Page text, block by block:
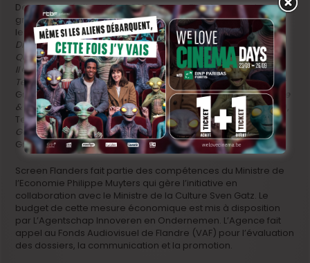
Depuis sa création début 2012, Screen Flanders a soutenu une
grande variété de coproductions internationales telles que
les film d’animationPhantom BoyetAstérix, le Domaine des
Dieux, la série historiqueLa Reine Clandestine(The White
Queen) créée pour la BBC, les séries The MissingI &
IIégalement créée pour la BBC, la série internationaleThe
Teamet les nouveaux long-métrages des réalisateurs Peter
Greenaway (Eisenstein in Guanajuato), Wolfgang Becker ( Me
& Kaminski), Jaco Van Dormael (Le tout nouveau testament
Terence Davies (A Quiet Passion), Julien Temple (You Really
Got Me), David Leveaux (The Kaiser’s Last Kiss) et Felix van
Groeningen ( Belgica).
Screen Flanders fait partie des compétences du Ministre de
l’Economie Philippe Muyters qui gère l’initiative en
collaboration avec le Ministre de la Culture Sven Gatz. Le
budget de cette mesure économique est mis à disposition
par L’Agentschap Innoveren en Ondernemen. L’Agence fait
appel au Fonds Audiovisuel de Flandre (VAF) pour l’évaluation
des dossiers, la communication et la promotion.